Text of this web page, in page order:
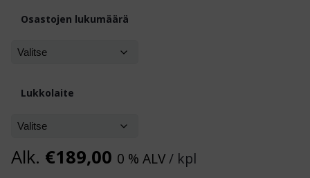
Osastojen lukumäärä
Lukkolaite
Alk. €189,00 0 % ALV/ kpl